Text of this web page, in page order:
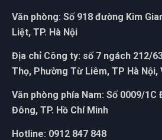
Văn phòng: Số 918 đường Kim
Liệt, TP. Hà Nội
Địa chỉ Công ty: số 7 ngách 212/
Thọ, Phường Từ Liêm, TP Hà Nội,
Văn phòng phía Nam: Số 0009/1C
Đông, TP. Hồ Chí Minh
Hotline: 0912 847 848